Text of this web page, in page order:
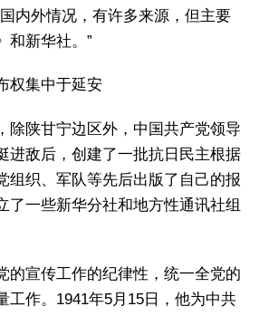
内外情况，有许多来源，但主要
和新华社。”
权集中于延安
除陕甘宁边区外，中国共产党领导
进敌后，创建了一批抗日民主根据
组织、军队等先后出版了自己的报
了一些新华分社和地方性通讯社组
的宣传工作的纪律性，统一全党的
工作。1941年5月15日，他为中共